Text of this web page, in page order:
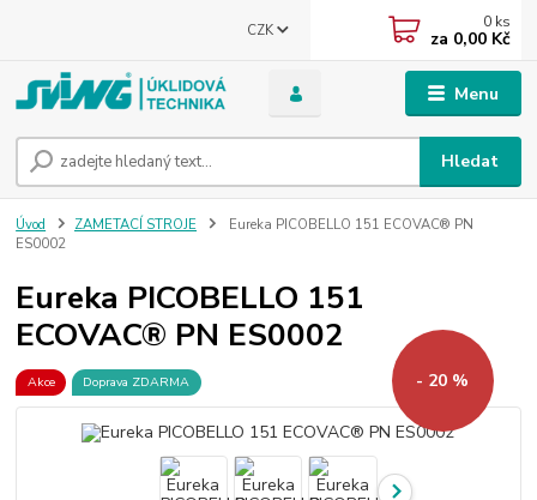
Menu
CZK
Hledat
0 ks
za 0,00 Kč
Úvod ZAMETACÍ STROJE
Eureka PICOBELLO 151 ECOVAC® PN
ES0002
Eureka PICOBELLO 151
ECOVAC® PN ES0002
Akce Doprava ZDARMA - 20 %